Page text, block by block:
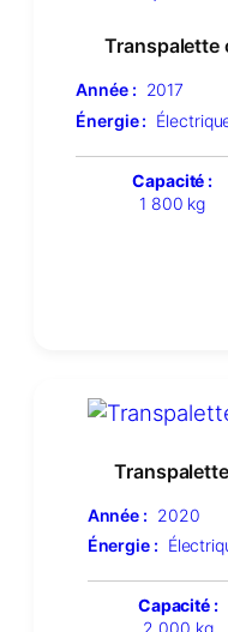
Transpalette
Année : 2017
Énergie :
Capacité :
1 800 kg
Année : 2020
Énergie :
Capacité :